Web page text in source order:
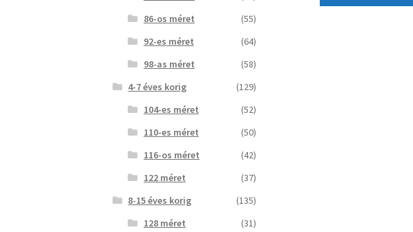
86-os méret
(55)
92-es méret
(64)
98-as méret
(58)
4-7 éves korig
(129)
104-es méret
(52)
110-es méret
(50)
116-os méret
(42)
122 méret
(37)
8-15 éves korig
(135)
128 méret
(31)